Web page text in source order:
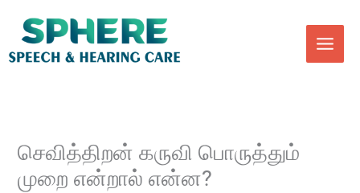
content
செவித்திறன் கருவி பொருத்தும்
முறை என்றால் என்ன?